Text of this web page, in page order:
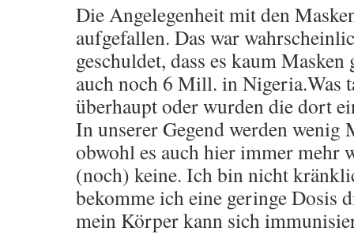
Die Angelegenheit mit den
aufgefallen. Das war
geschuldet, dass es kaum
auch noch 6 Mill. in Nigeria.Was
überhaupt oder wurden die dort
In unserer Gegend werden wenig
obwohl es auch hier immer mehr
(noch) keine. Ich bin nicht
bekomme ich eine geringe Dosis
mein Körper kann sich